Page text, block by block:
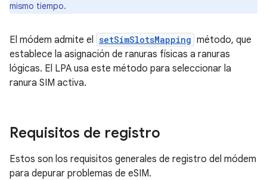
mismo tiempo.
El módem admite el setSimSlotsMapping método, que
establece la asignación de ranuras físicas a ranuras
lógicas. El LPA usa este método para seleccionar la
ranura SIM activa.
Requisitos de registro
Estos son los requisitos generales de registro del módem
para depurar problemas de eSIM.